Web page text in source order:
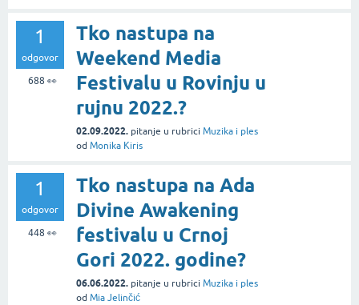
1
odgovor
688 👀
Tko nastupa na
Weekend Media
Festivalu u Rovinju u
rujnu 2022.?
02.09.2022. pitanje u rubrici Muzika i ples
od Monika Kiris
1
odgovor
448 👀
Tko nastupa na Ada
Divine Awakening
festivalu u Crnoj
Gori 2022. godine?
06.06.2022. pitanje u rubrici Muzika i ples
od Mia Jelinčić